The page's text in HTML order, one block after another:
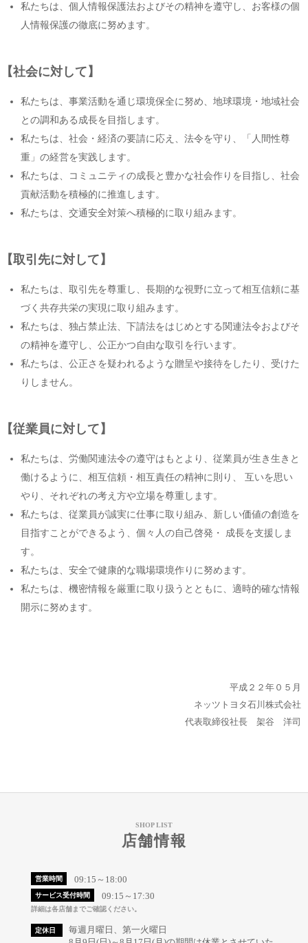
私たちは、個人情報保護法およびその精神を遵守し、お客様の個
人情報保護の徹底に努めます。
【社会に対して】
私たちは、事業活動を通じ環境保全に努め、地球環境・地域社会
との調和ある成長を目指します。
私たちは、社会・経済の要請に応え、法令を守り、「人間性尊
重」の経営を実践します。
私たちは、コミュニティの成長と豊かな社会作りを目指し、社会
貢献活動を積極的に推進します。
私たちは、交通安全対策へ積極的に取り組みます。
【取引先に対して】
私たちは、取引先を尊重し、長期的な視野に立って相互信頼に基
づく共存共栄の実現に取り組みます。
私たちは、独占禁止法、下請法をはじめとする関連法令およびそ
の精神を遵守し、公正かつ自由な取引を行います。
私たちは、公正さを疑われるような贈呈や接待をしたり、受けた
りしません。
【従業員に対して】
私たちは、労働関連法令の遵守はもとより、従業員が生き生きと
働けるように、相互信頼・相互責任の精神に則り、 互いを思い
やり、それぞれの考え方や立場を尊重します。
私たちは、従業員が誠実に仕事に取り組み、新しい価値の創造を
目指すことができるよう、個々人の自己啓発・ 成長を支援しま
す。
私たちは、安全で健康的な職場環境作りに努めます。
私たちは、機密情報を厳重に取り扱うとともに、適時的確な情報
開示に努めます。
平成２２年０５月
ネッツトヨタ石川株式会社
代表取締役社長 架谷 洋司
SHOP LIST
店舗情報
営業時間 09:15～18:00
サービス受付時間 09:15～17:30
詳細は各店舗までご確認ください。
定休日
毎週月曜日、第一火曜日